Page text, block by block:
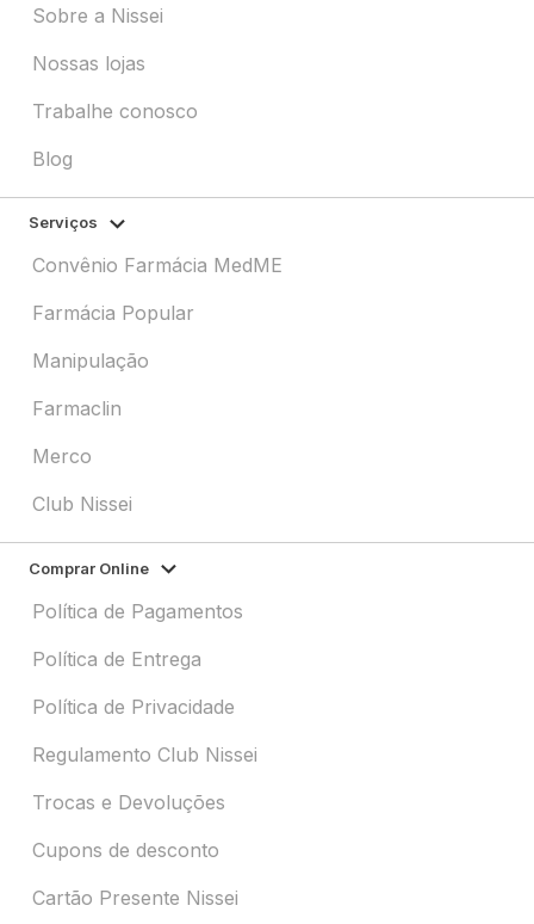
Sobre a Nissei
Nossas lojas
Trabalhe conosco
Blog
Serviços
Convênio Farmácia MedME
Farmácia Popular
Manipulação
Farmaclin
Merco
Club Nissei
Comprar Online
Política de Pagamentos
Política de Entrega
Política de Privacidade
Regulamento Club Nissei
Trocas e Devoluções
Cupons de desconto
Cartão Presente Nissei